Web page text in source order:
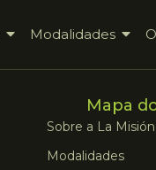
Modalidades
Mapa
Sobre a La Misión
Modalidades